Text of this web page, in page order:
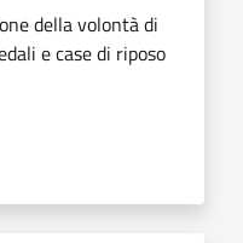
della volontà di
e case di riposo